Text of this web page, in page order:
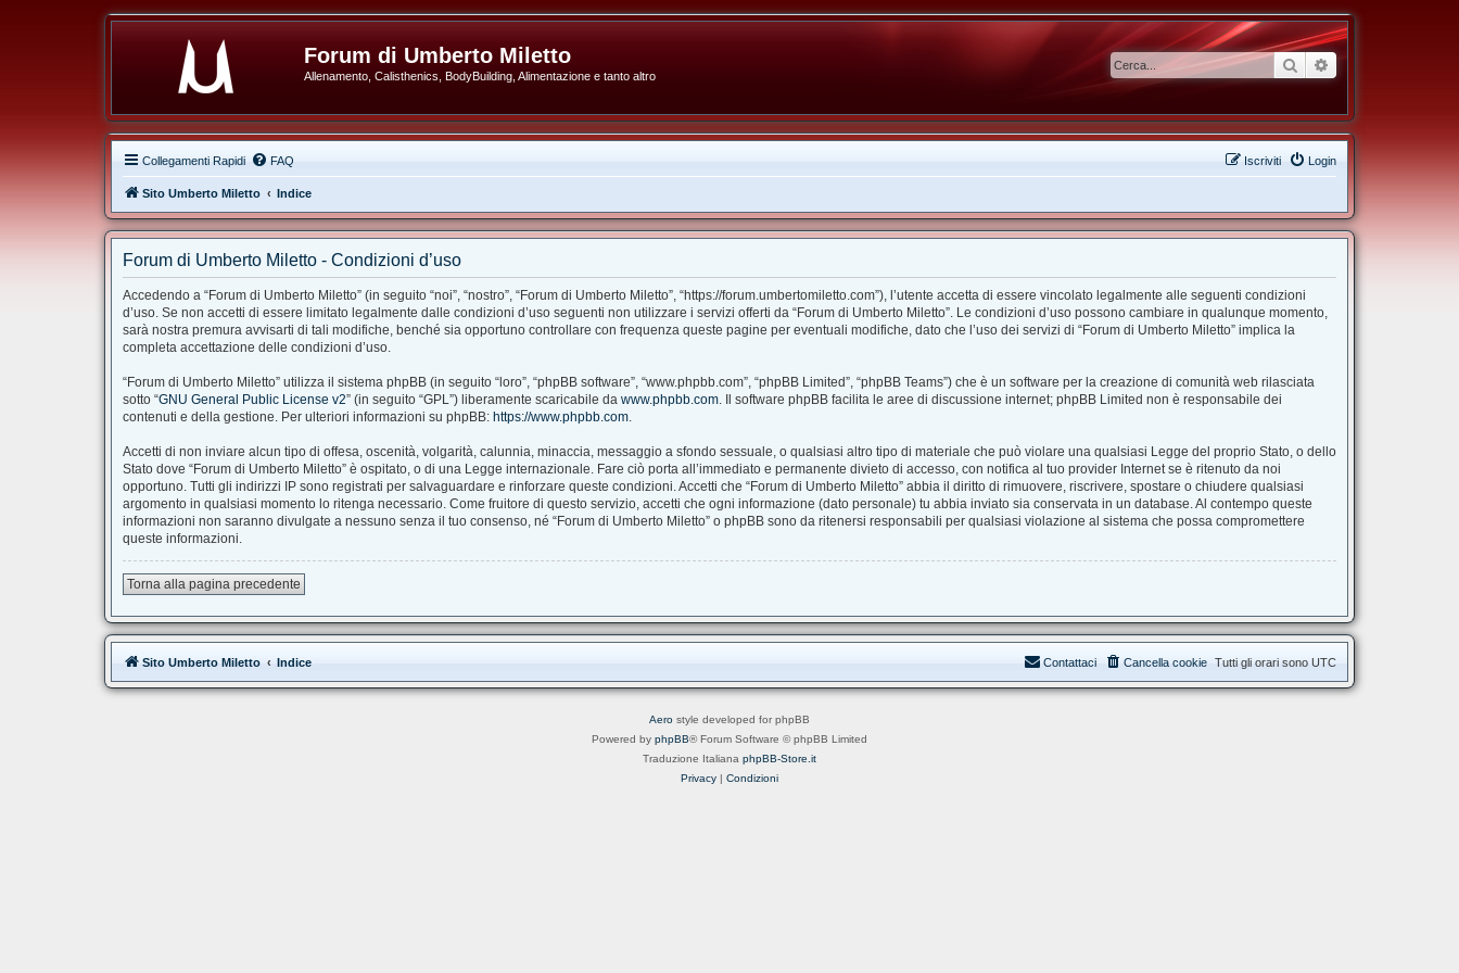
Forum di Umberto Miletto
Allenamento, Calisthenics, BodyBuilding, Alimentazione e tanto altro
Cerca Ricerca avanzata
Collegamenti Rapidi FAQ Login
Iscriviti
Sito Umberto Miletto Indice
Forum di Umberto Miletto - Condizioni d’uso
Accedendo a “Forum di Umberto Miletto” (in seguito “noi”, “nostro”, “Forum di Umberto Miletto”, “https://forum.umbertomiletto.com”), l’utente accetta di essere vincolato legalmente alle seguenti condizioni
d’uso. Se non accetti di essere limitato legalmente dalle condizioni d’uso seguenti non utilizzare i servizi offerti da “Forum di Umberto Miletto”. Le condizioni d’uso possono cambiare in qualunque momento,
sarà nostra premura avvisarti di tali modifiche, benché sia opportuno controllare con frequenza queste pagine per eventuali modifiche, dato che l’uso dei servizi di “Forum di Umberto Miletto” implica la
completa accettazione delle condizioni d’uso.
“Forum di Umberto Miletto” utilizza il sistema phpBB (in seguito “loro”, “phpBB software”, “www.phpbb.com”, “phpBB Limited”, “phpBB Teams”) che è un software per la creazione di comunità web rilasciata
sotto “GNU General Public License v2” (in seguito “GPL”) liberamente scaricabile da www.phpbb.com. Il software phpBB facilita le aree di discussione internet; phpBB Limited non è responsabile dei
contenuti e della gestione. Per ulteriori informazioni su phpBB: https://www.phpbb.com.
Accetti di non inviare alcun tipo di offesa, oscenità, volgarità, calunnia, minaccia, messaggio a sfondo sessuale, o qualsiasi altro tipo di materiale che può violare una qualsiasi Legge del proprio Stato, o dello
Stato dove “Forum di Umberto Miletto” è ospitato, o di una Legge internazionale. Fare ciò porta all’immediato e permanente divieto di accesso, con notifica al tuo provider Internet se è ritenuto da noi
opportuno. Tutti gli indirizzi IP sono registrati per salvaguardare e rinforzare queste condizioni. Accetti che “Forum di Umberto Miletto” abbia il diritto di rimuovere, riscrivere, spostare o chiudere qualsiasi
argomento in qualsiasi momento lo ritenga necessario. Come fruitore di questo servizio, accetti che ogni informazione (dato personale) tu abbia inviato sia conservata in un database. Al contempo queste
informazioni non saranno divulgate a nessuno senza il tuo consenso, né “Forum di Umberto Miletto” o phpBB sono da ritenersi responsabili per qualsiasi violazione al sistema che possa compromettere
queste informazioni.
Torna alla pagina precedente
Sito Umberto Miletto Indice Tutti gli orari sono UTC
Cancella cookie
Contattaci
Aero style developed for phpBB
Powered by phpBB® Forum Software © phpBB Limited
Traduzione Italiana phpBB-Store.it
Privacy | Condizioni